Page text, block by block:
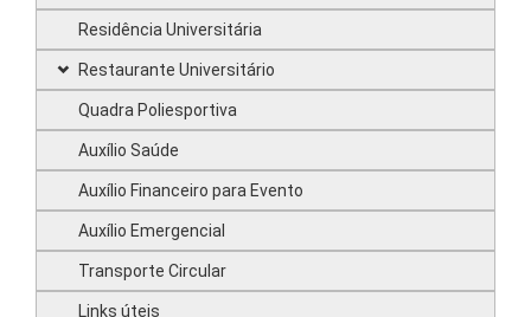
Residência Universitária
Restaurante Universitário
Quadra Poliesportiva
Auxílio Saúde
Auxílio Financeiro para Evento
Auxílio Emergencial
Transporte Circular
Links úteis